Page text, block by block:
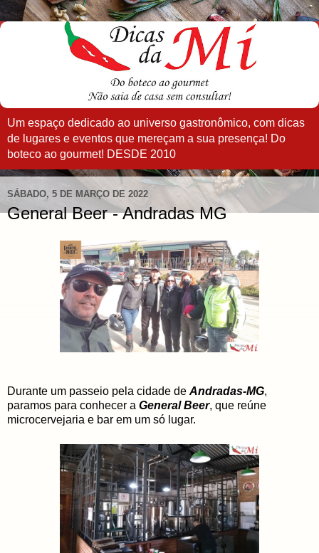
Um espaço dedicado ao universo gastronômico, com dicas
de lugares e eventos que mereçam a sua presença! Do
boteco ao gourmet! DESDE 2010
SÁBADO, 5 DE MARÇO DE 2022
General Beer - Andradas MG
Durante um passeio pela cidade de Andradas-MG,
paramos para conhecer a General Beer, que reúne
microcervejaria e bar em um só lugar.